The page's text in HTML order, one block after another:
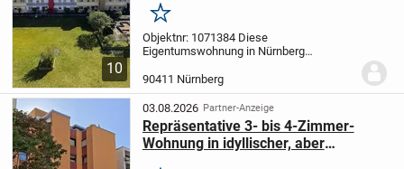
10
Merken
Objektnr: 1071384 Diese
Eigentumswohnung in Nürnberg
für Kapitalanleger wie auch Eigennutzer.
Besonders für Käufer mit Blick für
Potenzial bietet die...
90411 Nürnberg
03.08.2026 Partner-Anzeige
Repräsentative 3- bis 4-Zimmer-
Wohnung in idyllischer, aber